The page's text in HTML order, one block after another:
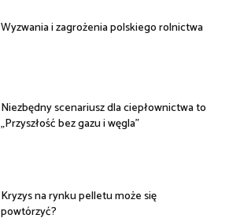
Wyzwania i zagrożenia polskiego rolnictwa
Niezbędny scenariusz dla ciepłownictwa to
„Przyszłość bez gazu i węgla”
Kryzys na rynku pelletu może się
powtórzyć?